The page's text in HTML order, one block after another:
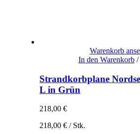
Warenkorb
In den Warenkorb /
Strandkorbplane
L in Grün
218,00€
218,00€ / Stk.